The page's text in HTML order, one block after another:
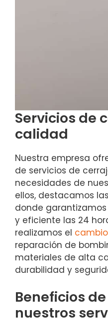
Servicios de
calidad
Nuestra empresa
de servicios de
necesidades de
ellos, destacamos
donde
y eficiente las 24
realizamos el
reparación de
materiales de alta
durabilidad y
Beneficios
nuestros